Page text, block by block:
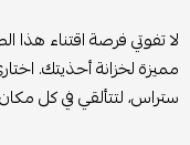
لا تفوتي فرصة اقتناء هذا
مميزة لخزانة أحذيتك.
ستراس، لتتألقي في كل